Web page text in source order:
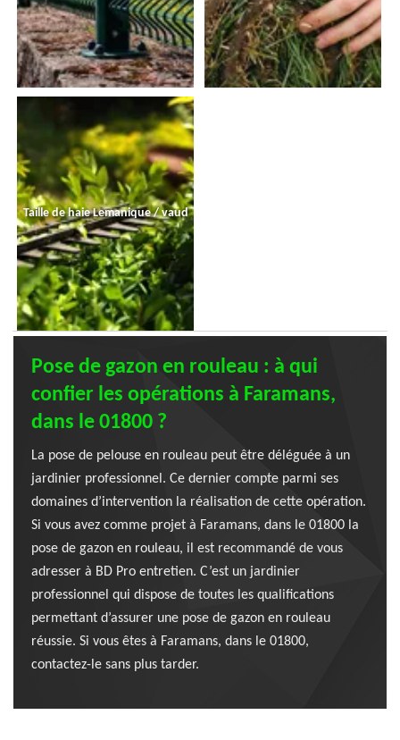
Taille de haie Lemanique / vaud
Pose de gazon en rouleau : à qui
confier les opérations à Faramans,
dans le 01800 ?
La pose de pelouse en rouleau peut être déléguée à un
jardinier professionnel. Ce dernier compte parmi ses
domaines d’intervention la réalisation de cette opération.
Si vous avez comme projet à Faramans, dans le 01800 la
pose de gazon en rouleau, il est recommandé de vous
adresser à BD Pro entretien. C’est un jardinier
professionnel qui dispose de toutes les qualifications
permettant d’assurer une pose de gazon en rouleau
réussie. Si vous êtes à Faramans, dans le 01800,
contactez-le sans plus tarder.